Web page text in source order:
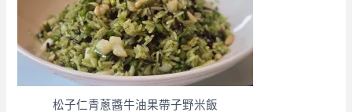
松子仁青蔥醬牛油果帶子野米飯